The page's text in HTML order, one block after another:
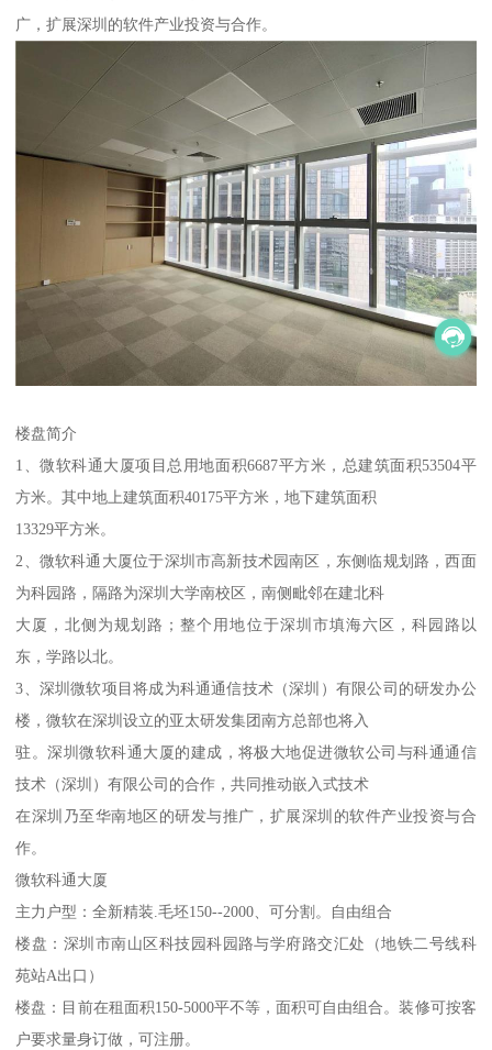
广，扩展深圳的软件产业投资与合作。
楼盘简介
1、微软科通大厦项目总用地面积6687平方米，总建筑面积53504平
方米。其中地上建筑面积40175平方米，地下建筑面积
13329平方米。
2、微软科通大厦位于深圳市高新技术园南区，东侧临规划路，西面
为科园路，隔路为深圳大学南校区，南侧毗邻在建北科
大厦，北侧为规划路；整个用地位于深圳市填海六区，科园路以
东，学路以北。
3、深圳微软项目将成为科通通信技术（深圳）有限公司的研发办公
楼，微软在深圳设立的亚太研发集团南方总部也将入
驻。深圳微软科通大厦的建成，将极大地促进微软公司与科通通信
技术（深圳）有限公司的合作，共同推动嵌入式技术
在深圳乃至华南地区的研发与推广，扩展深圳的软件产业投资与合
作。
微软科通大厦
主力户型：全新精装.毛坯150--2000、可分割。自由组合
楼盘：深圳市南山区科技园科园路与学府路交汇处（地铁二号线科
苑站A出口）
楼盘：目前在租面积150-5000平不等，面积可自由组合。装修可按客
户要求量身订做，可注册。